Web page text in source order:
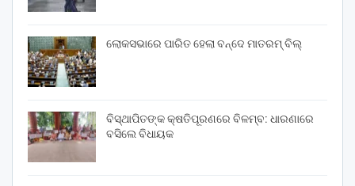
ଲୋକସଭାରେ ପାରିତ ହେଲା ବନ୍ଦେ ମାତରମ୍‌ ବିଲ୍‌
ବିସ୍ଥାପିତଙ୍କ କ୍ଷତିପୂରଣରେ ବିଳମ୍ବ: ଧାରଣାରେ
ବସିଲେ ବିଧାୟକ